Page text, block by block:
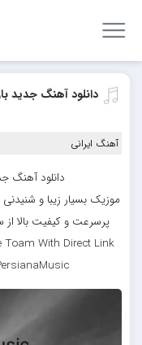
دانلود آهنگ جدید
آهنگ ایرانی
دانلود آهنگ
موزیک بسیار زیبا و شنیدنی
پرسرعت و کیفیت بالا از
Toam With Direct Link